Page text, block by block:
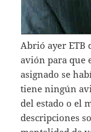
Abrió ayer ETB
avión para que
asignado se
tiene ningún
del estado o el
descripciones